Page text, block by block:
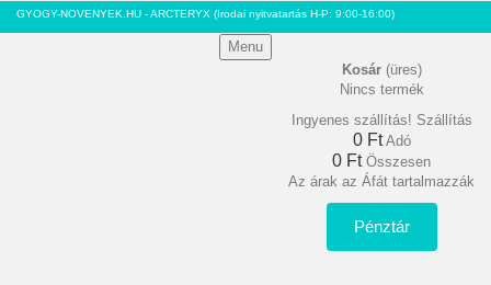
GYOGY-NOVENYEK.HU - ARCTERYX (Irodai nyitvatartás H-P: 9:00-16:00)
Menu
Kosár (üres)
Nincs termék
Ingyenes szállítás! Szállítás
0 Ft‎ Adó
0 Ft‎ Összesen
Az árak az Áfát tartalmazzák
Pénztár